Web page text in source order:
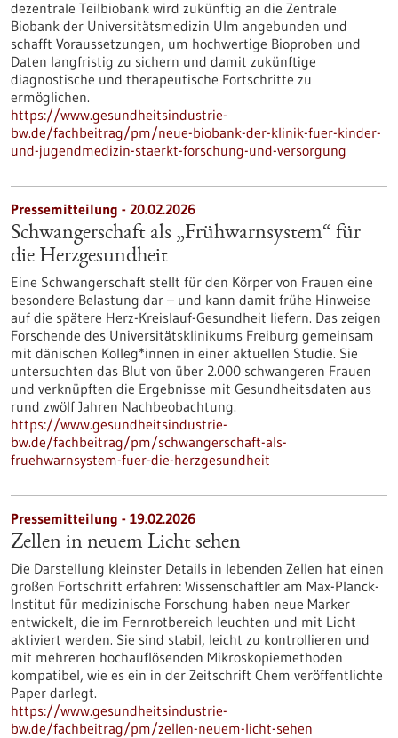
dezentrale Teilbiobank wird zukünftig an die Zentrale
Biobank der Universitätsmedizin Ulm angebunden und
schafft Voraussetzungen, um hochwertige Bioproben und
Daten langfristig zu sichern und damit zukünftige
diagnostische und therapeutische Fortschritte zu
ermöglichen.
https://www.gesundheitsindustrie-
bw.de/fachbeitrag/pm/neue-biobank-der-klinik-fuer-kinder-
und-jugendmedizin-staerkt-forschung-und-versorgung
Pressemitteilung - 20.02.2026
Schwangerschaft als „Frühwarnsystem“ für
die Herzgesundheit
Eine Schwangerschaft stellt für den Körper von Frauen eine
besondere Belastung dar – und kann damit frühe Hinweise
auf die spätere Herz-Kreislauf-Gesundheit liefern. Das zeigen
Forschende des Universitätsklinikums Freiburg gemeinsam
mit dänischen Kolleg*innen in einer aktuellen Studie. Sie
untersuchten das Blut von über 2.000 schwangeren Frauen
und verknüpften die Ergebnisse mit Gesundheitsdaten aus
rund zwölf Jahren Nachbeobachtung.
https://www.gesundheitsindustrie-
bw.de/fachbeitrag/pm/schwangerschaft-als-
fruehwarnsystem-fuer-die-herzgesundheit
Pressemitteilung - 19.02.2026
Zellen in neuem Licht sehen
Die Darstellung kleinster Details in lebenden Zellen hat einen
großen Fortschritt erfahren: Wissenschaftler am Max-Planck-
Institut für medizinische Forschung haben neue Marker
entwickelt, die im Fernrotbereich leuchten und mit Licht
aktiviert werden. Sie sind stabil, leicht zu kontrollieren und
mit mehreren hochauflösenden Mikroskopiemethoden
kompatibel, wie es ein in der Zeitschrift Chem veröffentlichte
Paper darlegt.
https://www.gesundheitsindustrie-
bw.de/fachbeitrag/pm/zellen-neuem-licht-sehen